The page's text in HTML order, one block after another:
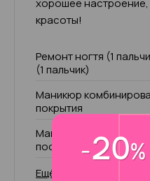
хорошее
красоты!
Ремонт ногтя (1
(1 пальчик)
Маникюр
покрытия
Маникюр
последующего
Ещё 50 услуг